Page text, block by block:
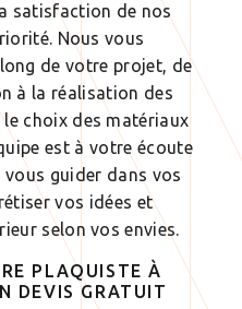
satisfaction de nos
Nous vous
de votre projet, de
à la réalisation des
choix des matériaux
est à votre écoute
guider dans vos
vos idées et
selon vos envies.
PLAQUISTE À
DEVIS GRATUIT